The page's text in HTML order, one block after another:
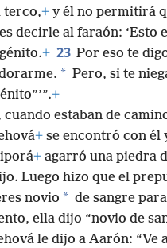
terco,+ y él no permitirá
decirle al faraón: ‘Esto
+ 23 Por eso te
* Pero, si te
+
estaban de
+ se encontró con él
+ agarró una piedra
Luego hizo que el
novio * de sangre
ella dijo “novio de
le dijo a Aarón: “Ve